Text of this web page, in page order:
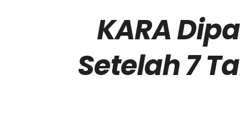
KARA
Setelah 7